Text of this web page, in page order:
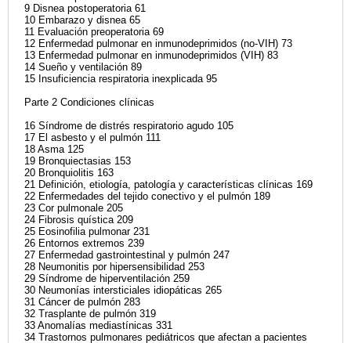
9 Disnea postoperatoria 61
10 Embarazo y disnea 65
11 Evaluación preoperatoria 69
12 Enfermedad pulmonar en inmunodeprimidos (no-VIH) 73
13 Enfermedad pulmonar en inmunodeprimidos (VIH) 83
14 Sueño y ventilación 89
15 Insuficiencia respiratoria inexplicada 95
Parte 2 Condiciones clínicas
16 Síndrome de distrés respiratorio agudo 105
17 El asbesto y el pulmón 111
18 Asma 125
19 Bronquiectasias 153
20 Bronquiolitis 163
21 Definición, etiología, patología y características clínicas 169
22 Enfermedades del tejido conectivo y el pulmón 189
23 Cor pulmonale 205
24 Fibrosis quística 209
25 Eosinofilia pulmonar 231
26 Entornos extremos 239
27 Enfermedad gastrointestinal y pulmón 247
28 Neumonitis por hipersensibilidad 253
29 Síndrome de hiperventilación 259
30 Neumonías intersticiales idiopáticas 265
31 Cáncer de pulmón 283
32 Trasplante de pulmón 319
33 Anomalías mediastínicas 331
34 Trastornos pulmonares pediátricos que afectan a pacientes